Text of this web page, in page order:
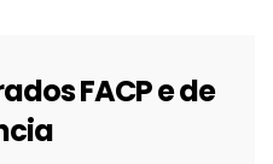
FACP e de